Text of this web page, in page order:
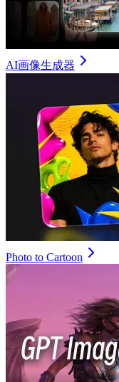
AI画像生成器
Photo to Cartoon